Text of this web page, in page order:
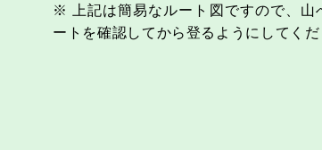
※ 上記は簡易なルート図ですので、山
ートを確認してから登るようにしてくだ